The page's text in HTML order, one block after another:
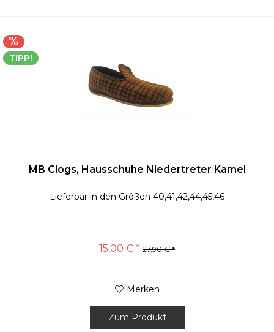
TIPP!
MB Clogs, Hausschuhe Niedertreter Kamel
Lieferbar in den Größen 40,41,42,44,45,46
15,00 € * 27,90 € *
Merken
Zum Produkt